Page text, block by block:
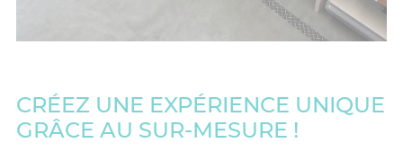
CRÉEZ UNE EXPÉRIENCE UNIQUE
GRÂCE AU SUR-MESURE !